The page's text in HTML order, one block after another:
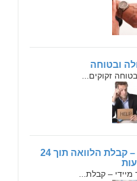
ובטוחה
זקוקים...
הלוואה באישור מיידי – קבלת הלוואה תוך 24
מיידי – קבלת...